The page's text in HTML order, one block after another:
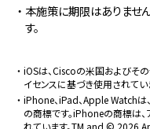
・本施策に期限はありませんが、内容等が変更になる場合がありま
す。
・iOSは、Ciscoの米国およびその他の国における商標または登録商標であり、ラ
イセンスに基づき使用されてい
・iPhone、iPad、Apple Watchは、米国および他の国々で登録されたApple Inc.
の商標です。iPhoneの商標は
れています。TM and © 2026